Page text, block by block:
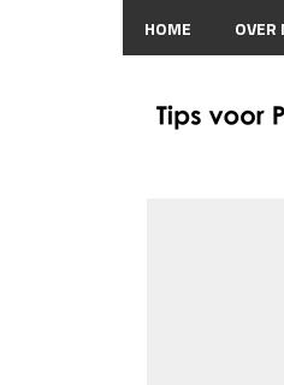
HOME OVER